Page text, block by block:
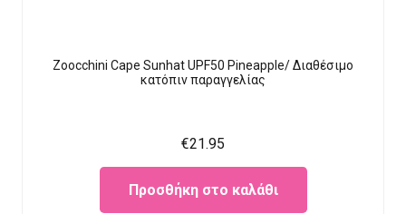
Zoocchini Cape Sunhat UPF50 Pineapple/ Διαθέσιμο
κατόπιν παραγγελίας
€21.95
Προσθήκη στο καλάθι